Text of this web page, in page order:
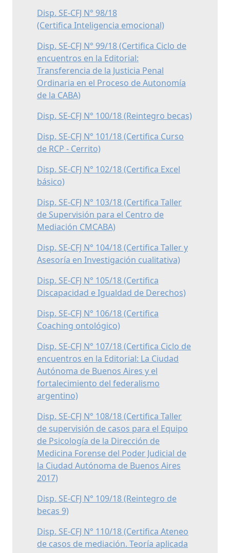
Disp. SE-CFJ N° 98/18
(Certifica Inteligencia emocional)
Disp. SE-CFJ N° 99/18 (Certifica Ciclo de
encuentros en la Editorial:
Transferencia de la Justicia Penal
Ordinaria en el Proceso de Autonomía
de la CABA)
Disp. SE-CFJ N° 100/18 (Reintegro becas)
Disp. SE-CFJ N° 101/18 (Certifica Curso
de RCP - Cerrito)
Disp. SE-CFJ N° 102/18 (Certifica Excel
básico)
Disp. SE-CFJ N° 103/18 (Certifica Taller
de Supervisión para el Centro de
Mediación CMCABA)
Disp. SE-CFJ N° 104/18 (Certifica Taller y
Asesoría en Investigación cualitativa)
Disp. SE-CFJ N° 105/18 (Certifica
Discapacidad e Igualdad de Derechos)
Disp. SE-CFJ N° 106/18 (Certifica
Coaching ontológico)
Disp. SE-CFJ N° 107/18 (Certifica Ciclo de
encuentros en la Editorial: La Ciudad
Autónoma de Buenos Aires y el
fortalecimiento del federalismo
argentino)
Disp. SE-CFJ N° 108/18 (Certifica Taller
de supervisión de casos para el Equipo
de Psicología de la Dirección de
Medicina Forense del Poder Judicial de
la Ciudad Autónoma de Buenos Aires
2017)
Disp. SE-CFJ N° 109/18 (Reintegro de
becas 9)
Disp. SE-CFJ N° 110/18 (Certifica Ateneo
de casos de mediación. Teoría aplicada